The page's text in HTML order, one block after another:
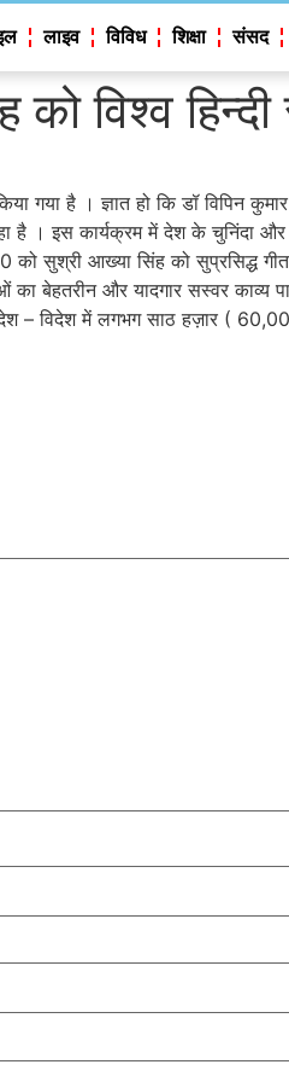
लाइव विविध शिक्षा संसद
विश्व हिन्दी
गया है । ज्ञात हो कि डॉ विपिन
है । इस कार्यक्रम में देश के चुनिंदा और
सुश्री आख्या सिंह को सुप्रसिद्ध
बेहतरीन और यादगार सस्वर काव्य
– विदेश में लगभग साठ हज़ार (